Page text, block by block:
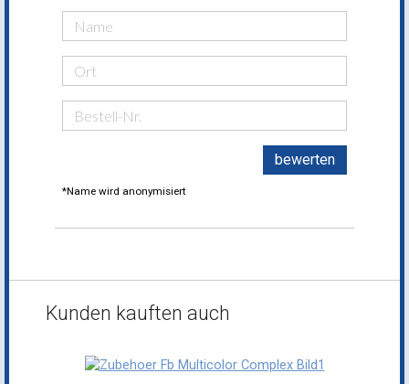
bewerten
*Name wird anonymisiert
Kunden kauften auch